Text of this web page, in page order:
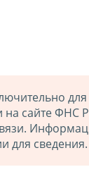
сайте ФНС
для сведения.